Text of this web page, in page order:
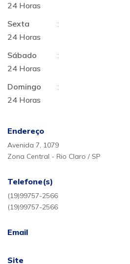
24 Horas
Sexta
:
24 Horas
Sábado
:
24 Horas
Domingo
:
24 Horas
Endereço
Avenida 7, 1079
Zona Central - Rio Claro / SP
Telefone(s)
(19)99757-2566
(19)99757-2566
Email
Site